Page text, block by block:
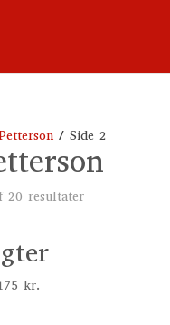
/ Side 2
20 resultater
kr.